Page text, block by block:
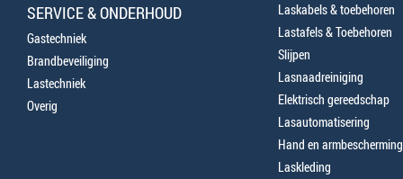
SERVICE & ONDERHOUD
Gastechniek
Brandbeveiliging
Lastechniek
Overig
Laskabels & toebehoren
Lastafels & Toebehoren
Slijpen
Lasnaadreiniging
Elektrisch gereedschap
Lasautomatisering
Hand en armbescherming
Laskleding